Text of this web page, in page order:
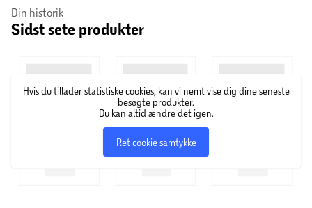
Anbefalet legealder: 8+
stk. UV LED-lampe 1 stk. MasterChef-opskrift 1 stk.
samlervejledning
Din historik
Sidst sete produkter
Hvis du tillader statistiske cookies, kan vi nemt vise dig dine seneste
besøgte produkter.
Du kan altid ændre det igen.
Ret cookie samtykke